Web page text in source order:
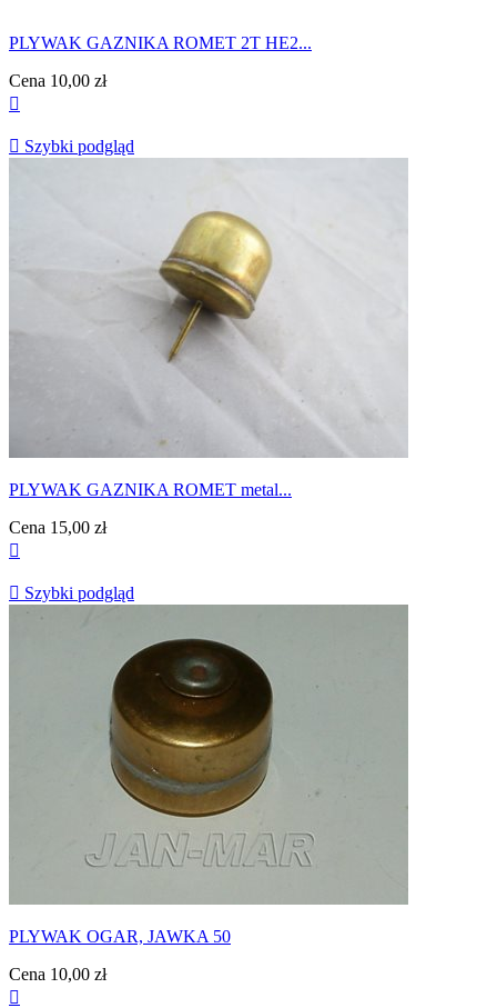
PLYWAK GAZNIKA ROMET 2T HE2...
Cena 10,00 zł

 Szybki podgląd
PLYWAK GAZNIKA ROMET metal...
Cena 15,00 zł

 Szybki podgląd
PLYWAK OGAR, JAWKA 50
Cena 10,00 zł
